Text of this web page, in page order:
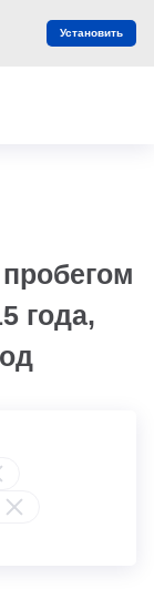
года,
Установить